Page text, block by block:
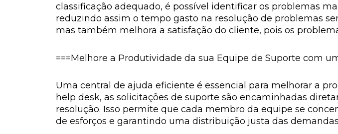
classificação adequado, é possível identificar os problemas
reduzindo assim o tempo gasto na resolução de problemas
mas também melhora a satisfação do cliente, pois os
===Melhore a Produtividade da sua Equipe de Suporte com
Uma central de ajuda eficiente é essencial para melhorar a
help desk, as solicitações de suporte são encaminhadas
resolução. Isso permite que cada membro da equipe se
de esforços e garantindo uma distribuição justa das